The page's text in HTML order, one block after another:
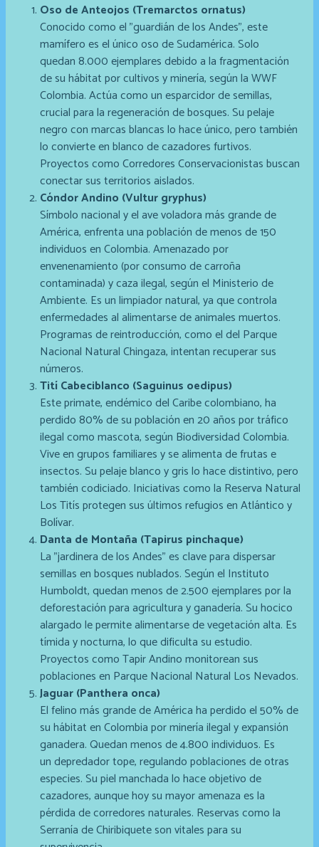
Oso de Anteojos (Tremarctos ornatus)
Conocido como el "guardián de los Andes", este
mamífero es el único oso de Sudamérica. Solo
quedan 8.000 ejemplares debido a la fragmentación
de su hábitat por cultivos y minería, según la WWF
Colombia. Actúa como un esparcidor de semillas,
crucial para la regeneración de bosques. Su pelaje
negro con marcas blancas lo hace único, pero también
lo convierte en blanco de cazadores furtivos.
Proyectos como Corredores Conservacionistas buscan
conectar sus territorios aislados.
Cóndor Andino (Vultur gryphus)
Símbolo nacional y el ave voladora más grande de
América, enfrenta una población de menos de 150
individuos en Colombia. Amenazado por
envenenamiento (por consumo de carroña
contaminada) y caza ilegal, según el Ministerio de
Ambiente. Es un limpiador natural, ya que controla
enfermedades al alimentarse de animales muertos.
Programas de reintroducción, como el del Parque
Nacional Natural Chingaza, intentan recuperar sus
números.
Tití Cabeciblanco (Saguinus oedipus)
Este primate, endémico del Caribe colombiano, ha
perdido 80% de su población en 20 años por tráfico
ilegal como mascota, según Biodiversidad Colombia.
Vive en grupos familiares y se alimenta de frutas e
insectos. Su pelaje blanco y gris lo hace distintivo, pero
también codiciado. Iniciativas como la Reserva Natural
Los Titís protegen sus últimos refugios en Atlántico y
Bolívar.
Danta de Montaña (Tapirus pinchaque)
La "jardinera de los Andes" es clave para dispersar
semillas en bosques nublados. Según el Instituto
Humboldt, quedan menos de 2.500 ejemplares por la
deforestación para agricultura y ganadería. Su hocico
alargado le permite alimentarse de vegetación alta. Es
tímida y nocturna, lo que dificulta su estudio.
Proyectos como Tapir Andino monitorean sus
poblaciones en Parque Nacional Natural Los Nevados.
Jaguar (Panthera onca)
El felino más grande de América ha perdido el 50% de
su hábitat en Colombia por minería ilegal y expansión
ganadera. Quedan menos de 4.800 individuos. Es
un depredador tope, regulando poblaciones de otras
especies. Su piel manchada lo hace objetivo de
cazadores, aunque hoy su mayor amenaza es la
pérdida de corredores naturales. Reservas como la
Serranía de Chiribiquete son vitales para su